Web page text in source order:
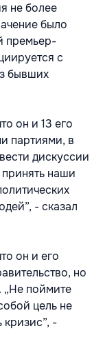
не более
было
премьер-
с
бывших
он и 13 его
партиями, в
дискуссии
наши
- сказал
он и его
но
„Не поймите
цель не
кризис”, -